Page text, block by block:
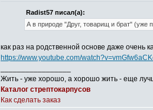
Radist57 писал(а):
А в природе "Друг, товарищ и брат" (уже
как раз на родственной основе даже очень
https://www.youtube.com/
Жить - уже хорошо, а хорошо жить - еще
Каталог стрептокарпусов
Как сделать заказ